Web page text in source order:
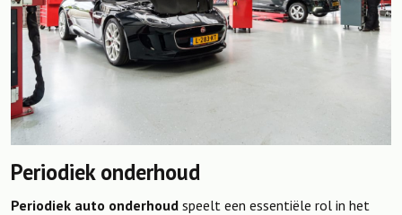
Periodiek onderhoud
Periodiek auto onderhoud speelt een essentiële rol in het